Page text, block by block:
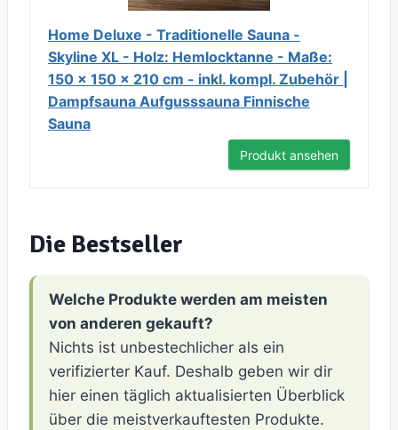
Home Deluxe - Traditionelle Sauna -
Skyline XL - Holz: Hemlocktanne - Maße:
150 x 150 x 210 cm - inkl. kompl. Zubehör |
Dampfsauna Aufgusssauna Finnische
Sauna
Produkt ansehen
Die Bestseller
Welche Produkte werden am meisten
von anderen gekauft?
Nichts ist unbestechlicher als ein
verifizierter Kauf. Deshalb geben wir dir
hier einen täglich aktualisierten Überblick
über die meistverkauftesten Produkte.